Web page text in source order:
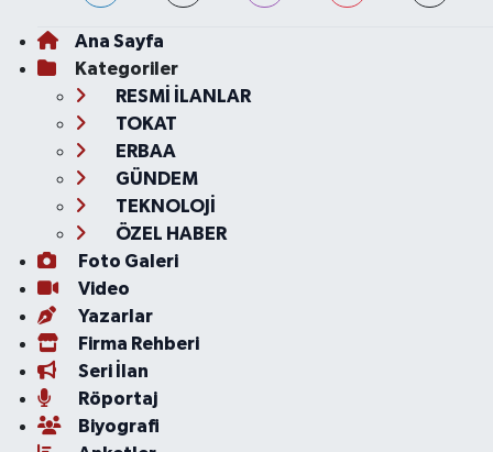
Ana Sayfa
Kategoriler
RESMİ İLANLAR
TOKAT
ERBAA
GÜNDEM
TEKNOLOJİ
ÖZEL HABER
Foto Galeri
Video
Yazarlar
Firma Rehberi
Seri İlan
Röportaj
Biyografi